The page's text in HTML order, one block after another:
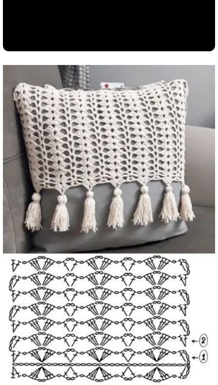
Reproduzir vídeo